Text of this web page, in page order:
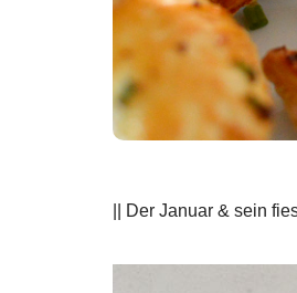
|| Der Januar & sein